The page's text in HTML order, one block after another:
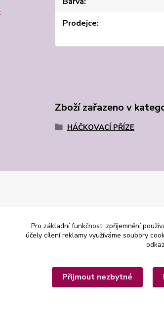
Prodejce
Zboží zařazeno v
HÁČKOVACÍ PŘÍZE
Pro základní funkčnost, zpříjemnění
účely cílení reklamy využíváme soubory
Přijmout nezbytné